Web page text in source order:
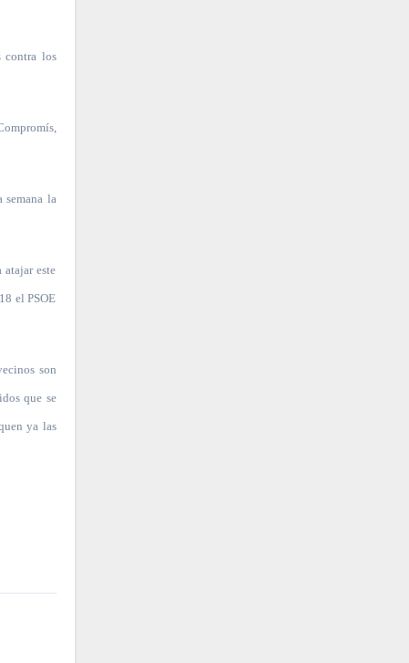
contra los
semana la
atajar este
el PSOE
son
que se
ya las